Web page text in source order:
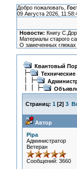
Добро пожаловать,
09 Августа 2026,
Новости: Книгу
Материалы старого
О замеченных
Квантовый
Страниц: 1 [2] 3
Автор
Pipa
Администратор
Ветеран
Сообщений: 3660